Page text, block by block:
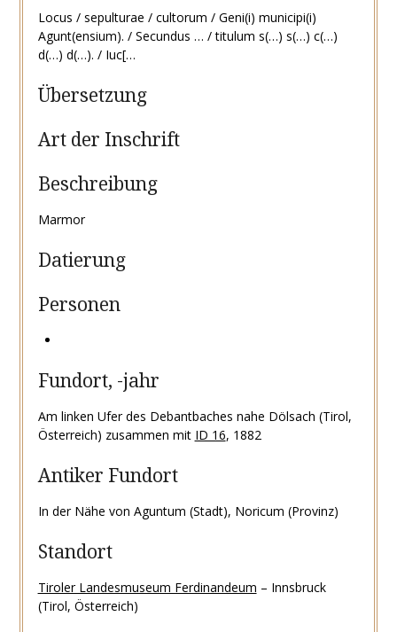
Locus / sepulturae / cultorum / Geni(i) municipi(i)
Agunt(ensium). / Secundus … / titulum s(…) s(…) c(…)
d(…) d(…). / Iuc[…
Übersetzung
Art der Inschrift
Beschreibung
Marmor
Datierung
Personen
Fundort, -jahr
Am linken Ufer des Debantbaches nahe Dölsach (Tirol,
Österreich) zusammen mit ID 16, 1882
Antiker Fundort
In der Nähe von Aguntum (Stadt), Noricum (Provinz)
Standort
Tiroler Landesmuseum Ferdinandeum – Innsbruck
(Tirol, Österreich)